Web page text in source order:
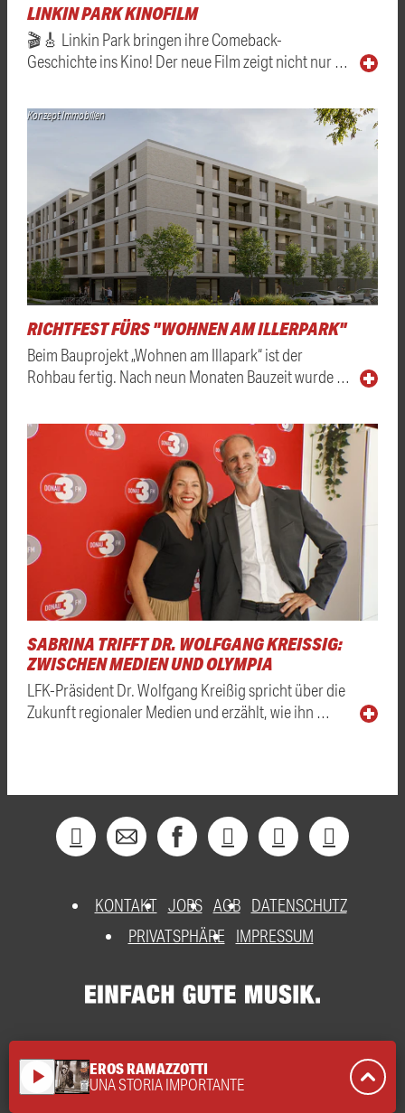
LINKIN PARK KINOFILM
🎬🎸 Linkin Park bringen ihre Comeback-
Geschichte ins Kino! Der neue Film zeigt nicht nur …
Konzept Immobilien
RICHTFEST FÜRS "WOHNEN AM ILLERPARK"
Beim Bauprojekt „Wohnen am Illapark“ ist der
Rohbau fertig. Nach neun Monaten Bauzeit wurde …
SABRINA TRIFFT DR. WOLFGANG KREISSIG: Z
WISCHEN MEDIEN UND OLYMPIA
LFK-Präsident Dr. Wolfgang Kreißig spricht über die
Zukunft regionaler Medien und erzählt, wie ihn …
KONTAKT JOBS AGB DATENSCHUTZ
PRIVATSPHÄRE
IMPRESSUM
play_arrow EROS RAMAZZOTTI
UNA STORIA IMPORTANTE